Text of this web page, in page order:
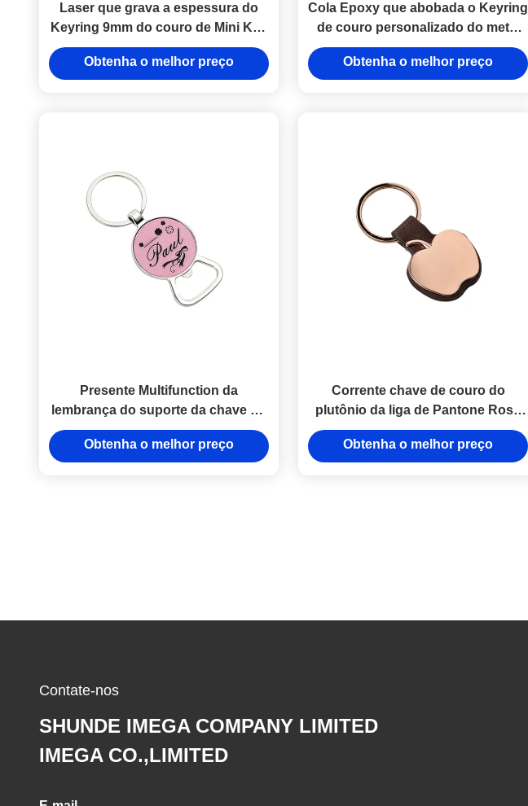
Laser que grava a espessura do
Keyring 9mm do couro de Mini Key
Holder Souvenir Personalised
Obtenha o melhor preço
Cola Epoxy que abobada o Keyring
de couro personalizado do metal
da fita das portas-chaves 10mm
Debossed
Obtenha o melhor preço
Presente Multifunction da
lembrança do suporte da chave do
abridor de garrafa do plutônio
65mm de Laserable
Obtenha o melhor preço
Corrente chave de couro do
plutônio da liga de Pantone Rose
Gold Key Rings Zinc
Obtenha o melhor preço
Contate-nos
SHUNDE IMEGA COMPANY LIMITED
IMEGA CO.,LIMITED